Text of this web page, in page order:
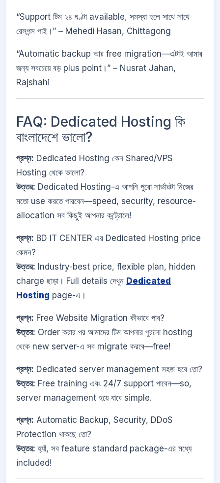
“Support টিম ২৪ ঘণ্টা available, সমস্যা হলে সাথে সাথে
রেসপন্স পাই।” – Mehedi Hasan, Chittagong
“Automatic backup আর free migration—এটাই আমার
জন্য সবচেয়ে বড় plus point।” – Nusrat Jahan,
Rajshahi
FAQ: Dedicated Hosting কি
বাংলাদেশে ভালো?
প্রশ্ন: Dedicated Hosting কেন Shared/VPS
Hosting থেকে ভালো?
উত্তর: Dedicated Hosting-এ আপনি পুরো সার্ভারটা নিজের
মতো use করতে পারবেন—speed, security, resource-
allocation সব কিছুই আপনার কন্ট্রোলে!
প্রশ্ন: BD IT CENTER এর Dedicated Hosting price
কেমন?
উত্তর: Industry-best price, flexible plan, hidden
charge ছাড়া। Full details দেখুন Dedicated
Hosting page-এ।
প্রশ্ন: Free Website Migration কীভাবে পাব?
উত্তর: Order করার পর আমাদের টিম আপনার পুরনো hosting
থেকে new server-এ সব migrate করবে—free!
প্রশ্ন: Dedicated server management সহজ হবে তো?
উত্তর: Free training এবং 24/7 support পাবেন—so,
server management হয়ে যাবে simple.
প্রশ্ন: Automatic Backup, Security, DDoS
Protection থাকছে তো?
উত্তর: হ্যাঁ, সব feature standard package-এর মধ্যে
included!